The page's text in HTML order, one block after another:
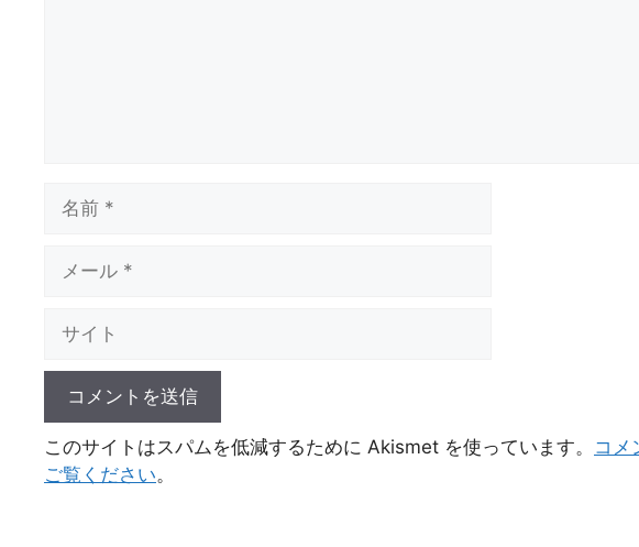
ト
このサイトはスパムを低減するために Akismet を使っています。 コメ
ご覧ください。